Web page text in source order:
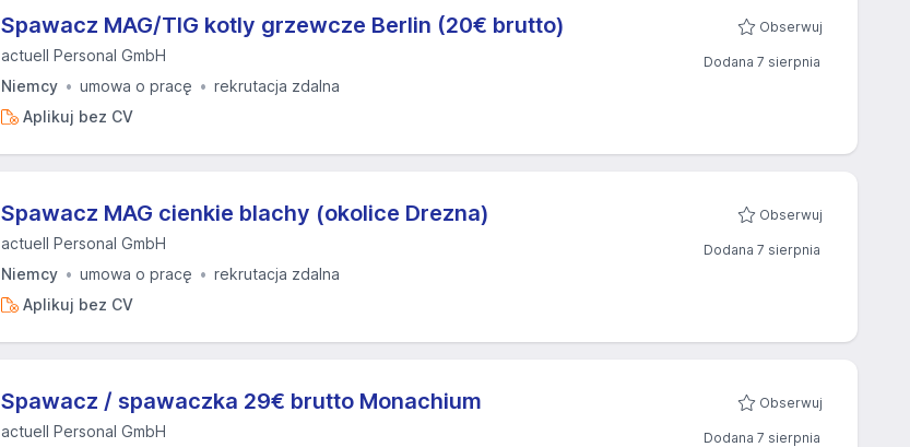
Spawacz MAG/TIG kotly grzewcze Berlin (20€ brutto)
actuell Personal GmbH
Niemcy
umowa o pracę
rekrutacja zdalna
Aplikuj bez CV
Obserwuj
Dodana 7 sierpnia
Spawacz MAG cienkie blachy (okolice Drezna)
actuell Personal GmbH
Niemcy
umowa o pracę
rekrutacja zdalna
Aplikuj bez CV
Obserwuj
Dodana 7 sierpnia
Spawacz / spawaczka 29€ brutto Monachium
actuell Personal GmbH
Obserwuj
Dodana 7 sierpnia